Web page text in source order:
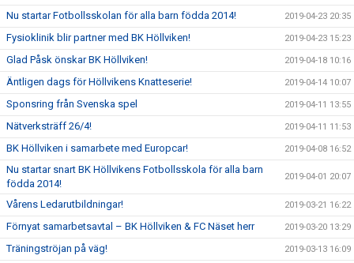
Nu startar Fotbollsskolan för alla barn födda 2014! 2019-04-23 20:35
Fysioklinik blir partner med BK Höllviken! 2019-04-23 15:23
Glad Påsk önskar BK Höllviken! 2019-04-18 10:16
Äntligen dags för Höllvikens Knatteserie! 2019-04-14 10:07
Sponsring från Svenska spel 2019-04-11 13:55
Nätverksträff 26/4! 2019-04-11 11:53
BK Höllviken i samarbete med Europcar! 2019-04-08 16:52
Nu startar snart BK Höllvikens Fotbollsskola för alla barn
födda 2014!
2019-04-01 20:07
Vårens Ledarutbildningar! 2019-03-21 16:22
Förnyat samarbetsavtal – BK Höllviken & FC Näset herr 2019-03-20 13:29
Träningströjan på väg! 2019-03-13 16:09